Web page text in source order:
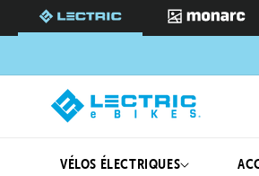
AU
CONTENU
VÉLOS ÉLECTRIQUES